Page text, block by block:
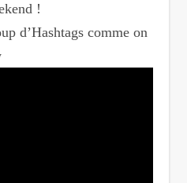
!
d’Hashtags comme on